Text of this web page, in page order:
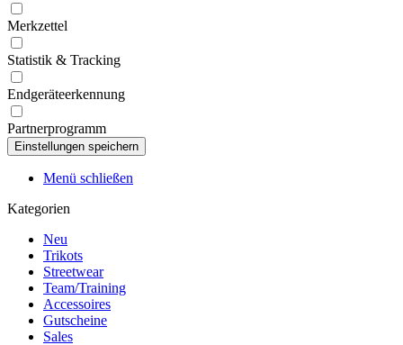
Merkzettel
Statistik & Tracking
Endgeräteerkennung
Partnerprogramm
Menü schließen
Kategorien
Neu
Trikots
Streetwear
Team/Training
Accessoires
Gutscheine
Sales